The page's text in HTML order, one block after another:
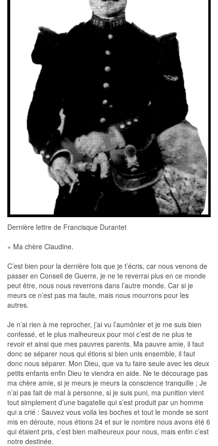
Dernière lettre de Francisque Durantet
« Ma chère Claudine.
C’est bien pour la dernière fois que je t’écris, car nous venons de
passer en Conseil de Guerre, je ne te reverrai plus en ce monde
peut être, nous nous reverrons dans l’autre monde. Car si je
meurs ce n’est pas ma faute, mais nous mourrons pour les
autres.
Je n’ai rien à me reprocher, j’ai vu l’aumônier et je me suis bien
confessé, et le plus malheureux pour moi c’est de ne plus te
revoir et ainsi que mes pauvres parents. Ma pauvre amie, il faut
donc se séparer nous qui étions si bien unis ensemble, il faut
donc nous séparer. Mon Dieu, que va tu faire seule avec les deux
petits enfants enfin Dieu te viendra en aide. Ne te décourage pas
ma chère amie, si je meurs je meurs la conscience tranquille ; Je
n’ai pas fait de mal à personne, si je suis puni, ma punition vient
tout simplement d’une bagatelle qui s’est produit par un homme
qui a crié : Sauvez vous voila les boches et tout le monde se sont
mis en déroute, nous étions 24 et sur le nombre nous avons été 6
qui étaient pris, c’est bien malheureux pour nous, mais enfin c’est
notre destinée.